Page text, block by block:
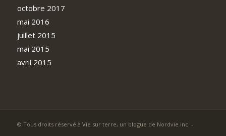
octobre 2017
mai 2016
juillet 2015
mai 2015
avril 2015
© Tous droits réservé à Vie sur terre, un blogue de Nordvie inc. -